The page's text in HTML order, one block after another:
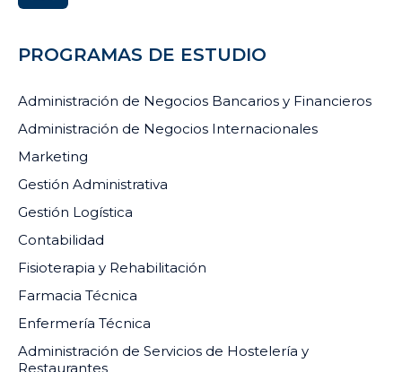
PROGRAMAS DE ESTUDIO
Administración de Negocios Bancarios y Financieros
Administración de Negocios Internacionales
Marketing
Gestión Administrativa
Gestión Logística
Contabilidad
Fisioterapia y Rehabilitación
Farmacia Técnica
Enfermería Técnica
Administración de Servicios de Hostelería y
Restaurantes